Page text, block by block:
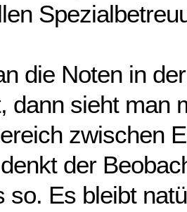
die Noten in
dann sieht man
zwischen
der
so. Es bleibt